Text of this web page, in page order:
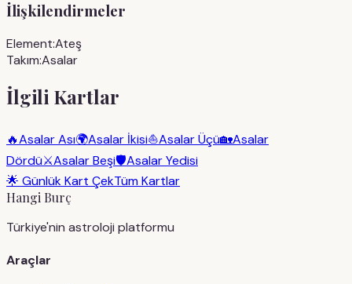
İlişkilendirmeler
Element:Ateş
Takım:Asalar
İlgili Kartlar
🔥Asalar Ası🌍Asalar İkisi⛵Asalar Üçü🏡Asalar
Dördü⚔️Asalar Beşi🛡️Asalar Yedisi
🌟 Günlük Kart ÇekTüm Kartlar
Hangi Burç
Türkiye'nin astroloji platformu
Araçlar